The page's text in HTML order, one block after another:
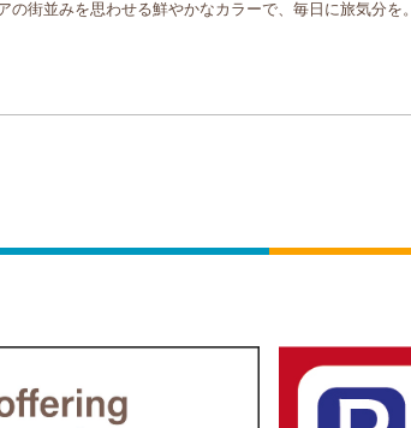
の街並みを思わせる鮮やかなカラーで、毎日に旅気分を。